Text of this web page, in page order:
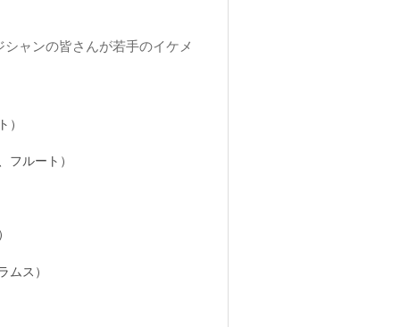
ャンの皆さんが若手のイケメ
）
フルート）
ムス）